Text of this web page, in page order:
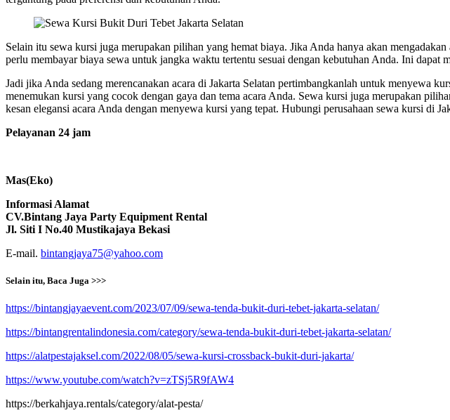
Selain itu sewa kursi juga merupakan pilihan yang hemat biaya. Jika Anda hanya akan
perlu membayar biaya sewa untuk jangka waktu tertentu sesuai dengan kebutuhan Anda. Ini dapat
Jadi jika Anda sedang merencanakan acara di Jakarta Selatan pertimbangkanlah untuk menyewa
menemukan kursi yang cocok dengan gaya dan tema acara Anda. Sewa kursi juga merupakan
kesan elegansi acara Anda dengan menyewa kursi yang tepat. Hubungi perusahaan sewa kursi di
Pelayanan 24 jam
Mas(Eko)
Informasi Alamat
CV.Bintang Jaya Party Equipment Rental
Jl. Siti I No.40 Mustikajaya Bekasi
E-mail. bintangjaya75@yahoo.com
Selain itu, Baca Juga >>>
https://bintangjayaevent.com/2023/07/09/sewa-tenda-bukit-duri-tebet-jakarta-selatan/
https://bintangrentalindonesia.com/category/sewa-tenda-bukit-duri-tebet-jakarta-selatan/
https://alatpestajaksel.com/2022/08/05/sewa-kursi-crossback-bukit-duri-jakarta/
https://www.youtube.com/watch?v=zTSj5R9fAW4
https://berkahjaya.rentals/category/alat-pesta/